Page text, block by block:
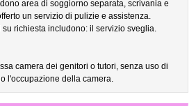
area di soggiorno separata, scrivania e
un servizio di pulizie e assistenza.
richiesta includono: il servizio sveglia.
camera dei genitori o tutori, senza uso di
l'occupazione della camera.